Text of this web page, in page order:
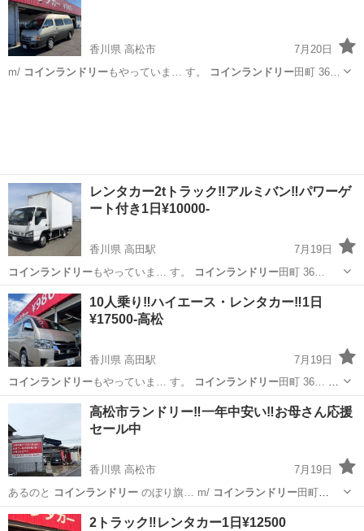
香川県 高松市
7月20日
m/ コインランドリーもやっていま… す。 コインランドリー田町 36…
レンタカー2tトラック‼️アルミバン‼️パワーゲ
ート付き1日¥10000-
香川県 高田駅
7月19日
コインランドリーもやっていま… す。 コインランドリー田町 36…
香川 高松市 高田駅 引っ越し パワーゲート
10人乗り‼️ハイエース・レンタカー‼️1日
¥17500-高松
香川県 高田駅
7月19日
コインランドリーもやっていま… す。 コインランドリー田町 36… 人
乗り #コインランドリー#洗濯 …
香川 高松市 高田駅 運転代行 レンタカー
高松市ランドリー‼️一年中安い‼️お母さん応援
セール中
香川県 高松市
7月19日
あるのと コインランドリーのぼり旗… m/ コインランドリー田町
36… 7 ＃コインランドリー＃梅雨 …
香川 高松市 コインランドリー
2トラック‼️レンタカー1日¥12500